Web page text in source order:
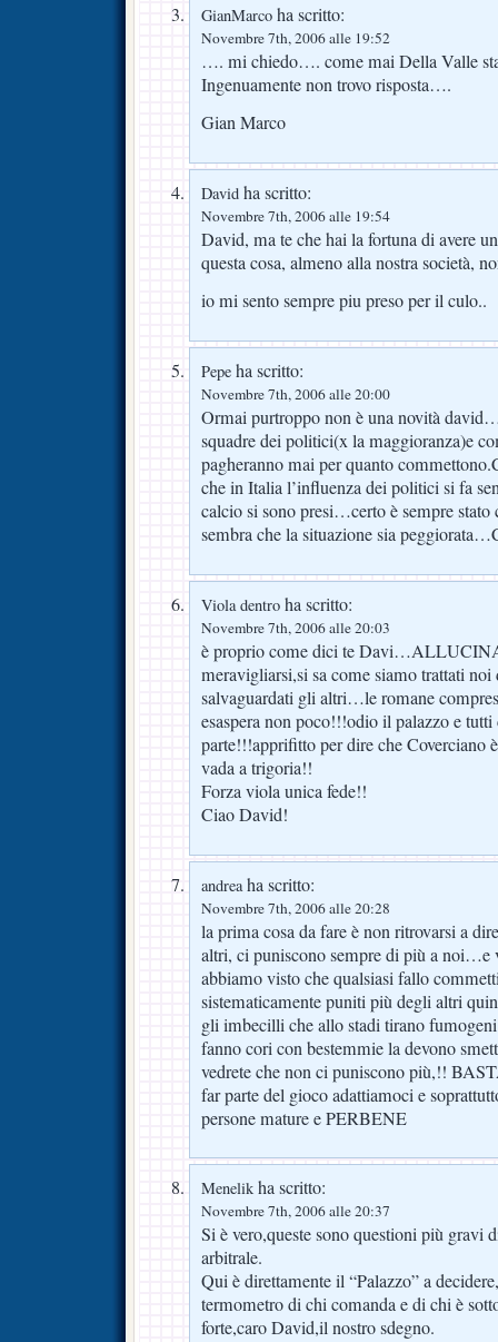
GianMarco ha scritto:
Novembre 7th, 2006 alle 19:52
…. mi chiedo…. come mai Della Valle
Ingenuamente non trovo risposta….
Gian Marco
David ha scritto:
Novembre 7th, 2006 alle 19:54
David, ma te che hai la fortuna di avere
questa cosa, almeno alla nostra società,
io mi sento sempre piu preso per il culo..
Pepe ha scritto:
Novembre 7th, 2006 alle 20:00
Ormai purtroppo non è una novità
squadre dei politici(x la maggioranza)e
pagheranno mai per quanto
che in Italia l’influenza dei politici si fa
calcio si sono presi…certo è sempre
sembra che la situazione sia
Viola dentro ha scritto:
Novembre 7th, 2006 alle 20:03
è proprio come dici te
meravigliarsi,si sa come siamo trattati noi
salvaguardati gli altri…le romane
esaspera non poco!!!odio il palazzo e
parte!!!apprifitto per dire che Coverciano
vada a trigoria!!
Forza viola unica fede!!
Ciao David!
andreaha scritto:
Novembre 7th, 2006 alle 20:28
la prima cosa da fare è non ritrovarsi a
altri, ci puniscono sempre di più a noi…e
abbiamo visto che qualsiasi fallo
sistematicamente puniti più degli altri
gli imbecilli che allo stadi tirano
fanno cori con bestemmie la devono
vedrete che non ci puniscono più,!!
far parte del gioco adattiamoci e
persone mature e PERBENE
Menelik ha scritto:
Novembre 7th, 2006 alle 20:37
Si è vero,queste sono questioni più gravi
arbitrale.
Qui è direttamente il “Palazzo” a
termometro di chi comanda e di chi è
forte,caro David,il nostro sdegno.